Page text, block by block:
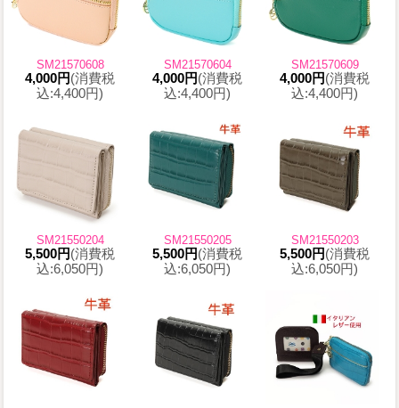
SM21570608
4,000円(消費税
込:4,400円)
SM21570604
4,000円(消費税
込:4,400円)
SM21570609
4,000円(消費税
込:4,400円)
SM21550204
5,500円(消費税
込:6,050円)
SM21550205
5,500円(消費税
込:6,050円)
SM21550203
5,500円(消費税
込:6,050円)